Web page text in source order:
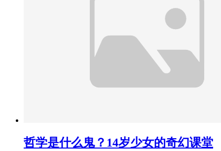
哲学是什么鬼？14岁少女的奇幻课堂